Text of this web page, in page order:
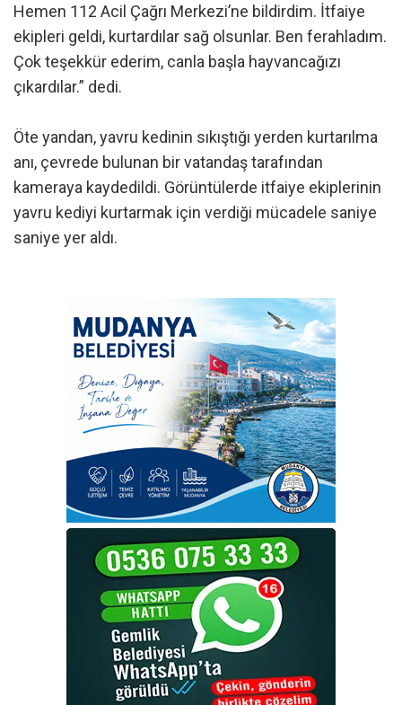
Hemen 112 Acil Çağrı Merkezi’ne bildirdim. İtfaiye
ekipleri geldi, kurtardılar sağ olsunlar. Ben ferahladım.
Çok teşekkür ederim, canla başla hayvancağızı
çıkardılar.” dedi.
Öte yandan, yavru kedinin sıkıştığı yerden kurtarılma
anı, çevrede bulunan bir vatandaş tarafından
kameraya kaydedildi. Görüntülerde itfaiye ekiplerinin
yavru kediyi kurtarmak için verdiği mücadele saniye
saniye yer aldı.